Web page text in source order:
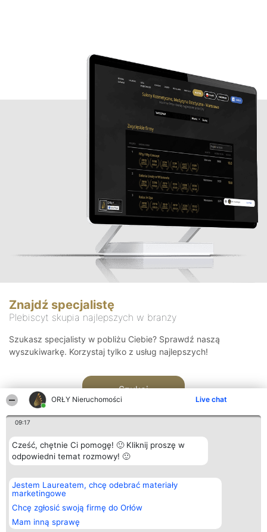
ORŁY Nieruchomości Live chat
09:17
Cześć, chętnie Ci pomogę! 🙂 Kliknij proszę w
odpowiedni temat rozmowy! 🙂
Jestem Laureatem, chcę odebrać materiały
marketingowe
Chcę zgłosić swoją firmę do Orłów
Mam inną sprawę
Znajdź specjalistę
Plebiscyt skupia najlepszych w branży
Szukasz specjalisty w pobliżu Ciebie? Sprawdź naszą
wyszukiwarkę. Korzystaj tylko z usług najlepszych!
Szukaj
Organizator plebiscytu
Bright Side Solutions sp. z o.
o. sp. k.
ul. Ruska 22
Wrocław 50-079
KRS 0000749100 | Regon
381313360 | NIP 8943132676
Plebiscyt
Laureaci
wszystkich
Laureatów
Regulamin
Kontakt
Kontakt